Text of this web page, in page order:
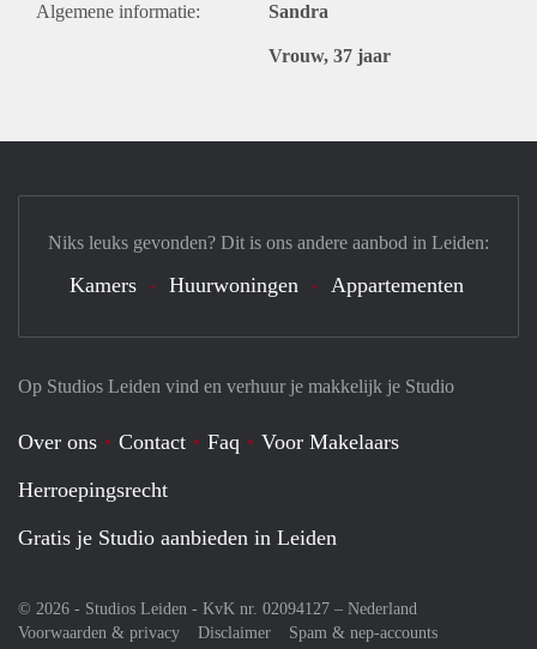
Algemene informatie: Sandra
Vrouw, 37 jaar
Op Studios Leiden vind en verhuur je makkelijk je Studio
Over ons Contact Faq
Voor Makelaars
Herroepingsrecht
Gratis je Studio aanbieden in Leiden
© 2026 - Studios Leiden - KvK nr. 02094127 – Nederland
Voorwaarden & privacy
Disclaimer
Spam & nep-accounts
Niks leuks gevonden? Dit is ons andere aanbod in Leiden:
Kamers Huurwoningen Appartementen